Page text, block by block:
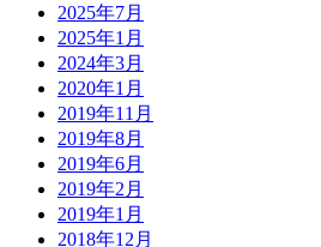
2025年7月
2025年1月
2024年3月
2020年1月
2019年11月
2019年8月
2019年6月
2019年2月
2019年1月
2018年12月